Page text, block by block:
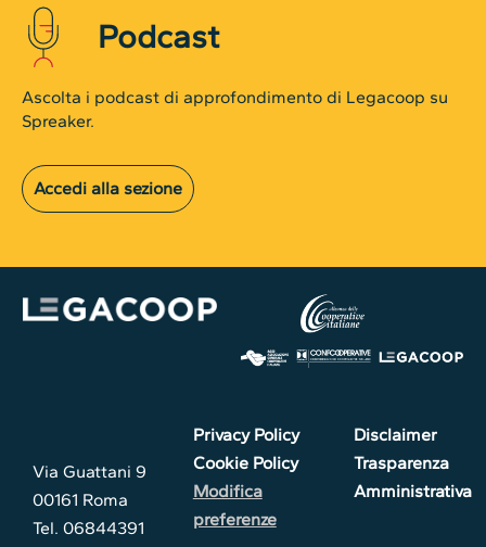
Podcast
Ascolta i podcast di approfondimento di Legacoop su
Spreaker.
Accedi alla sezione
Via Guattani 9
00161 Roma
Tel. 06844391
Privacy Policy
Cookie Policy
Modifica
preferenze
Disclaimer
Trasparenza
Amministrativa